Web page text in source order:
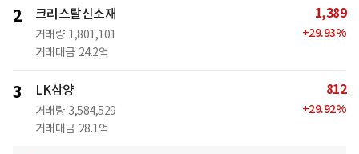
2 크리스탈신소재
거래량 1,801,101
거래대금 24.2억
1,389
+29.93%
3 LK삼양
거래량 3,584,529
거래대금 28.1억
812
+29.92%